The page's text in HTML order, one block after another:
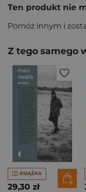
Ten produkt nie
Pomóż innym i
Z tego samego
KSIĄŻKA
29,30 zł